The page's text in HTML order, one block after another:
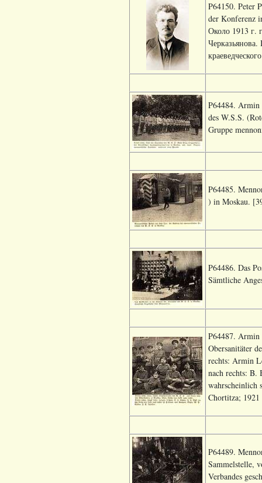
P64150. Peter
der Konferenz
Около 1913 г.
P64484. Armin
des W.S.S.
Gruppe
P64485.
) in Moskau.
P64486. Das
Sämtliche
P64487. Armin
Obersanitäter
rechts: Armin
nach rechts: B.
wahrscheinlich
Chortitza;
P64489.
Sammelstelle,
Verbandes